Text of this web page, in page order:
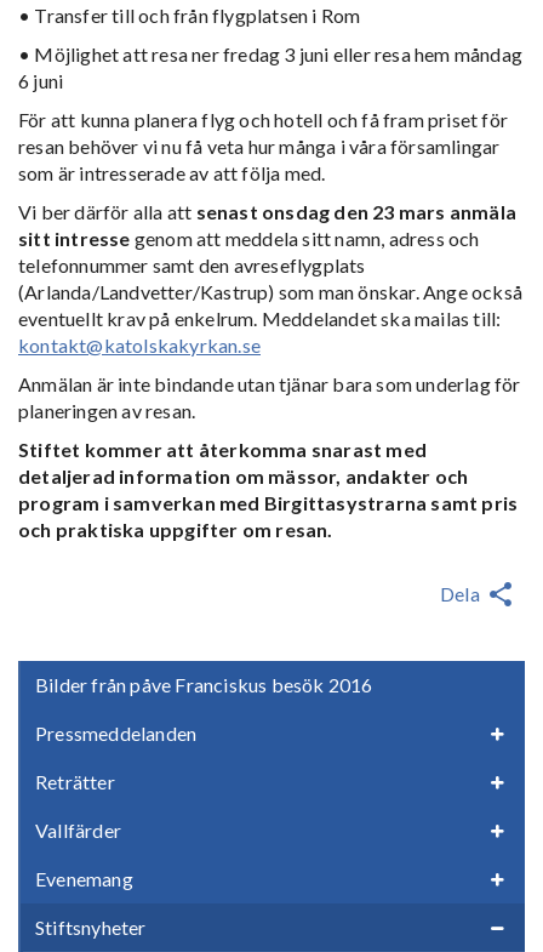
Bilder från påve Franciskus besök 2016
Pressmeddelanden
Reträtter
Vallfärder
Evenemang
Stiftsnyheter
• Transfer till och från flygplatsen i Rom
• Möjlighet att resa ner fredag 3 juni eller resa hem måndag
6 juni
För att kunna planera flyg och hotell och få fram priset för
resan behöver vi nu få veta hur många i våra församlingar
som är intresserade av att följa med.
Vi ber därför alla att senast onsdag den 23 mars anmäla
sitt intresse genom att meddela sitt namn, adress och
telefonnummer samt den avreseflygplats
(Arlanda/Landvetter/Kastrup) som man önskar. Ange också
eventuellt krav på enkelrum. Meddelandet ska mailas till:
kontakt@katolskakyrkan.se
Anmälan är inte bindande utan tjänar bara som underlag för
planeringen av resan.
Stiftet kommer att återkomma snarast med
detaljerad information om mässor, andakter och
program i samverkan med Birgittasystrarna samt pris
och praktiska uppgifter om resan.
Dela